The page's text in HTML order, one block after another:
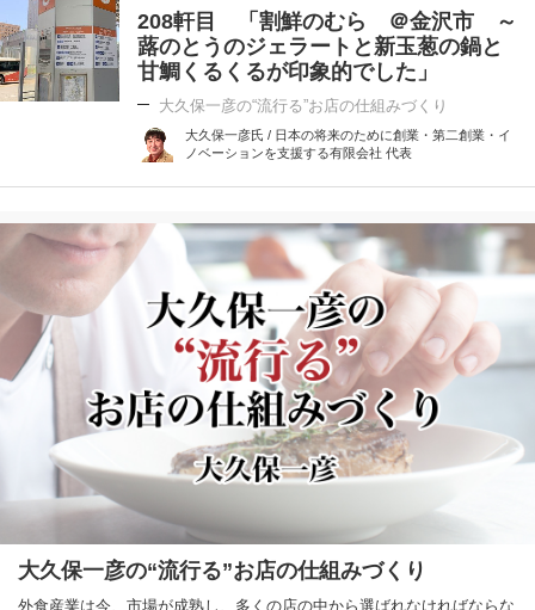
208軒目 「割鮮のむら ＠金沢市 ～
蕗のとうのジェラートと新玉葱の鍋と
甘鯛くるくるが印象的でした」
大久保一彦の“流行る”お店の仕組みづくり
大久保一彦氏 / 日本の将来のために創業・第二創業・イ
ノベーションを支援する有限会社 代表
大久保一彦の“流行る”お店の仕組みづくり
外食産業は今、市場が成熟し、多くの店の中から選ばれなければならな